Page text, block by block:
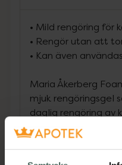
• Mild rengöring för
• Rengör utan att
• Kan även
Maria Åkerberg
mjuk rengöringsgel
daglig rengöring av
rengöringsgel för
löddrande